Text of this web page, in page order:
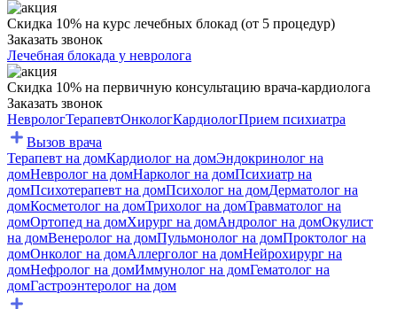
Скидка 10% на курс лечебных блокад (от 5 процедур)
Заказать звонок
Лечебная блокада у невролога
Скидка 10% на первичную консультацию врача-кардиолога
Заказать звонок
НеврологТерапевтОнкологКардиологПрием психиатра
Вызов врача
Терапевт на домКардиолог на домЭндокринолог на
домНевролог на домНарколог на домПсихиатр на
домПсихотерапевт на домПсихолог на домДерматолог на
домКосметолог на домТрихолог на домТравматолог на
домОртопед на домХирург на домАндролог на домОкулист
на домВенеролог на домПульмонолог на домПроктолог на
домОнколог на домАллерголог на домНейрохирург на
домНефролог на домИммунолог на домГематолог на
домГастроэнтеролог на дом